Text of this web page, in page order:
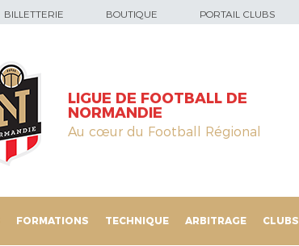
BILLETTERIE BOUTIQUE PORTAIL CLUBS
LIGUE DE FOOTBALL DE
NORMANDIE
Au cœur du Football Régional
FORMATIONS TECHNIQUE ARBITRAGE CLUBS